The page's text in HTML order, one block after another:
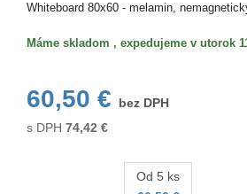
Whiteboard 80x60 - melamin,
Máme skladom , expedujeme v utorok
60,50 €
bez DPH
s DPH 74,42 €
Od 5 ks